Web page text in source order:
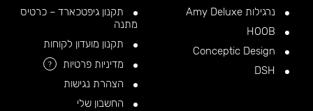
נרגילות Amy Deluxe
תקנון גיפטכארד – כרטיס
מתנה
תקנון מועדון לקוחות
מדיניות פרטיות
?
הצהרת נגישות
החשבון שלי